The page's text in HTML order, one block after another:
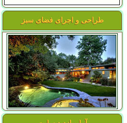
طراحی و اجرای فضای سبز